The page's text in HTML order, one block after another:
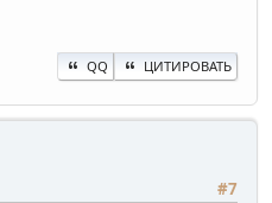
QQ ЦИТИРОВАТЬ
#7